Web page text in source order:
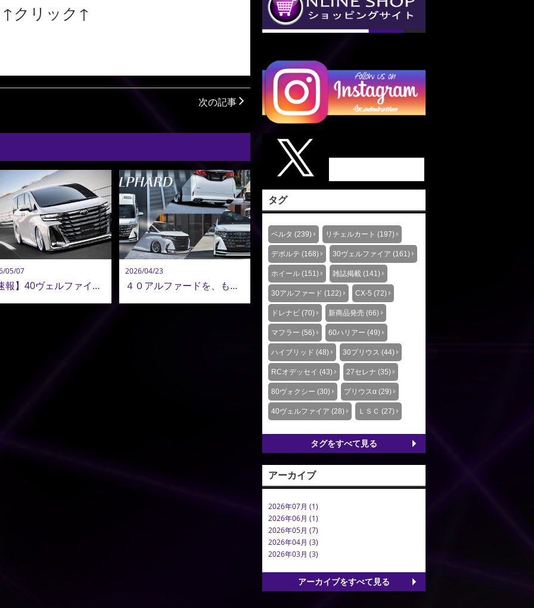
↑クリック↑
次の記事
05/07
【速報】40ヴェルファイア コンプリートオーダー再開！ADMIRATION 40ヴェルファイア 最新カスタム公開！
2026/04/23
４０アルファードを、もう一段上の存在へ。造形美で魅せる。アドミレイションのエアロパーツ提案
タグ
ベルタ (239) リチェルカート (197)
デポルテ (168) 30ヴェルファイア (161)
ホイール (151) 雑誌掲載 (141)
30アルファード (122) CX-5 (72)
ドレナビ (70) 新商品発売 (66)
マフラー (56) 60ハリアー (49)
ハイブリッド (48) 30プリウス (44)
RCオデッセイ (43) 27セレナ (35)
80ヴォクシー (30) プリウスα (29)
40ヴェルファイア (28) ＬＳＣ (27)
タグをすべて見る
アーカイブ
2026年07月 (1)
2026年06月 (1)
2026年05月 (7)
2026年04月 (3)
2026年03月 (3)
アーカイブをすべて見る